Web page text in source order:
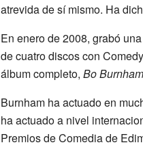
atrevida de sí mismo. Ha
En enero de 2008, grabó
de cuatro discos con
álbum completo, Bo Burnham
Burnham ha actuado en
ha actuado a nivel
Premios de Comedia de